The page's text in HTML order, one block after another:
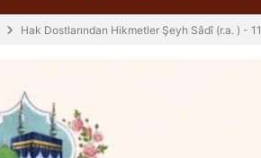
Hak Dostlarından Hikmetler Şeyh Sâdî (r.a. ) - 11